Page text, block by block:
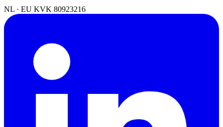
NL · EU KVK 80923216